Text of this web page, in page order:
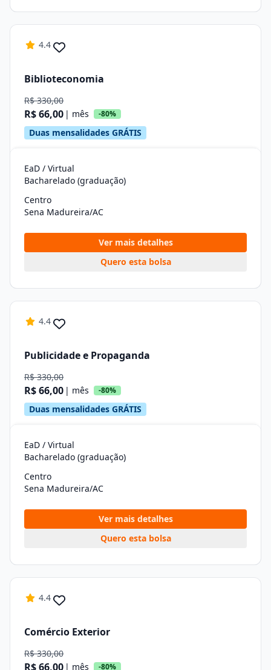
4.4
Biblioteconomia
R$ 330,00
R$ 66,00 | mês -80%
Duas mensalidades GRÁTIS
EaD / Virtual
Bacharelado (graduação)
Centro
Sena Madureira/AC
Ver mais detalhes
Quero esta bolsa
4.4
Publicidade e Propaganda
R$ 330,00
R$ 66,00 | mês -80%
Duas mensalidades GRÁTIS
EaD / Virtual
Bacharelado (graduação)
Centro
Sena Madureira/AC
Ver mais detalhes
Quero esta bolsa
4.4
Comércio Exterior
R$ 330,00
R$ 66,00 | mês -80%